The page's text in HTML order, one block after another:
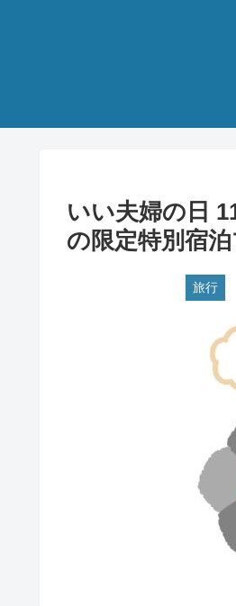
いい夫婦の日
の限定特別宿
旅行